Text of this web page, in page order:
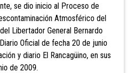
se dio inicio al Proceso de
Atmosférico del
Libertador General Bernardo
Oficial de fecha 20 de junio
y diario El Rancagüino, en sus
de 2009.